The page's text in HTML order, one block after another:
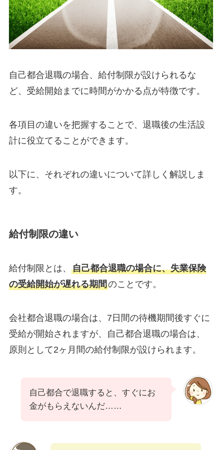
自己都合退職の場合、給付制限が設けられるな
ど、受給開始までに時間がかかる点が特徴です。
各項目の違いを把握することで、退職後の生活設
計に役立てることができます。
以下に、それぞれの違いについて詳しく解説しま
す。
給付制限の違い
給付制限とは、 自己都合退職の場合に、失業保険
の受給開始が遅れる期間のことです。
会社都合退職の場合は、7日間の待機期間後すぐに
受給が開始されますが、自己都合退職の場合は、
原則として2ヶ月間の給付制限が設けられます。
自己都合で退職すると、すぐにお
金がもらえないんだ……